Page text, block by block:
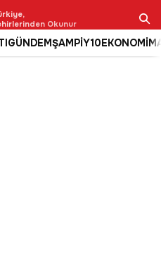
Okunur
GÜNDEMŞAMPİY10EKONOMİ
Ara